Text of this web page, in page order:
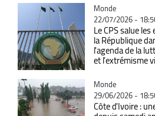
Catégorie
Monde
22/07/2026 -
Le CPS salue
la République
l'agenda de la
et l’extrémisme
Catégorie
Monde
29/06/2026 -
Côte d'Ivoire :